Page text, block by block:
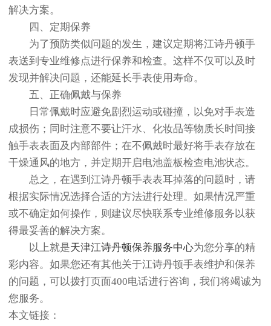
解决方案。
四、定期保养
为了预防类似问题的发生，建议定期将江诗丹顿手
表送到专业维修点进行保养和检查。这样不仅可以及时
发现并解决问题，还能延长手表使用寿命。
五、正确佩戴与保养
日常佩戴时应避免剧烈运动或碰撞，以免对手表造
成损伤；同时注意不要让汗水、化妆品等物质长时间接
触手表表面及内部部件；在不佩戴时最好将手表存放在
干燥通风的地方，并定期开启电池盖板检查电池状态。
总之，在遇到江诗丹顿手表表耳掉落的问题时，请
根据实际情况选择合适的方法进行处理。如果情况严重
或不确定如何操作，则建议尽快联系专业维修服务以获
得最妥善的解决方案。
以上就是天津江诗丹顿保养服务中心为您分享的精
彩内容。如果您还有其他关于江诗丹顿手表维护和保养
的问题，可以拨打页面400电话进行咨询，我们将竭诚为
您服务。
本文链接：